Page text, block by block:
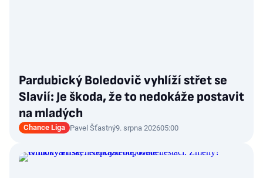
Pardubický Boledovič vyhlíží střet se
Slavií: Je škoda, že to nedokáže postavit
na mladých
Chance Liga Pavel Šťastný9. srpna 202605:00